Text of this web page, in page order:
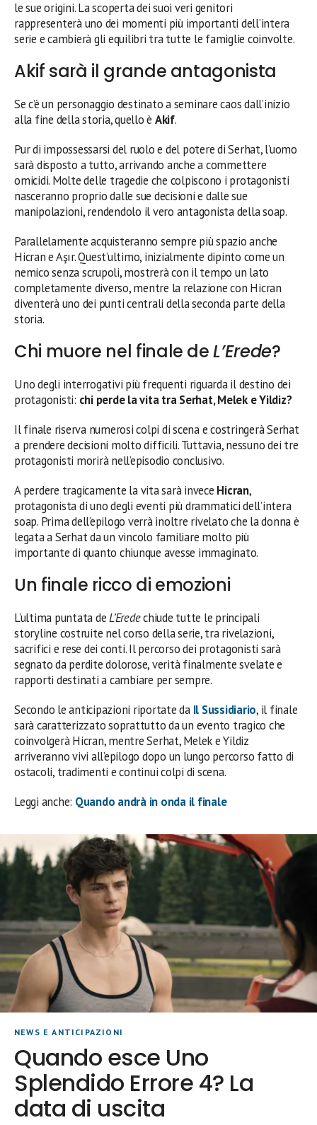
le sue origini. La scoperta dei suoi veri genitori
rappresenterà uno dei momenti più importanti dell’intera
serie e cambierà gli equilibri tra tutte le famiglie coinvolte.
Akif sarà il grande antagonista
Se c’è un personaggio destinato a seminare caos dall’inizio
alla fine della storia, quello è Akif.
Pur di impossessarsi del ruolo e del potere di Serhat, l’uomo
sarà disposto a tutto, arrivando anche a commettere
omicidi. Molte delle tragedie che colpiscono i protagonisti
nasceranno proprio dalle sue decisioni e dalle sue
manipolazioni, rendendolo il vero antagonista della soap.
Parallelamente acquisteranno sempre più spazio anche
Hicran e Aşır. Quest’ultimo, inizialmente dipinto come un
nemico senza scrupoli, mostrerà con il tempo un lato
completamente diverso, mentre la relazione con Hicran
diventerà uno dei punti centrali della seconda parte della
storia.
Chi muore nel finale deL’Erede?
Uno degli interrogativi più frequenti riguarda il destino dei
protagonisti: chi perde la vita tra Serhat, Melek e Yildiz?
Il finale riserva numerosi colpi di scena e costringerà Serhat
a prendere decisioni molto difficili. Tuttavia, nessuno dei tre
protagonisti morirà nell’episodio conclusivo.
A perdere tragicamente la vita sarà invece Hicran,
protagonista di uno degli eventi più drammatici dell’intera
soap. Prima dell’epilogo verrà inoltre rivelato che la donna è
legata a Serhat da un vincolo familiare molto più
importante di quanto chiunque avesse immaginato.
Un finale ricco di emozioni
L’ultima puntata deL’Eredechiude tutte le principali
storyline costruite nel corso della serie, tra rivelazioni,
sacrifici e rese dei conti. Il percorso dei protagonisti sarà
segnato da perdite dolorose, verità finalmente svelate e
rapporti destinati a cambiare per sempre.
Secondo le anticipazioni riportate da Il Sussidiario, il finale
sarà caratterizzato soprattutto da un evento tragico che
coinvolgerà Hicran, mentre Serhat, Melek e Yildiz
arriveranno vivi all’epilogo dopo un lungo percorso fatto di
ostacoli, tradimenti e continui colpi di scena.
Leggi anche: Quando andrà in onda il finale
NEWS E ANTICIPAZIONI
Quando esce Uno
Splendido Errore 4? La
data di uscita